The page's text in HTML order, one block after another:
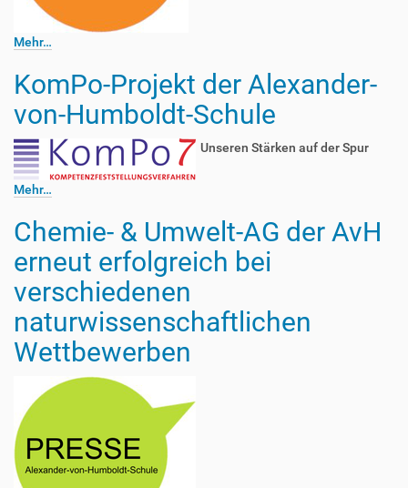
Mehr…
KomPo-Projekt der Alexander-
von-Humboldt-Schule
Unseren Stärken auf der Spur
Mehr…
Chemie- & Umwelt-AG der AvH
erneut erfolgreich bei
verschiedenen
naturwissenschaftlichen
Wettbewerben